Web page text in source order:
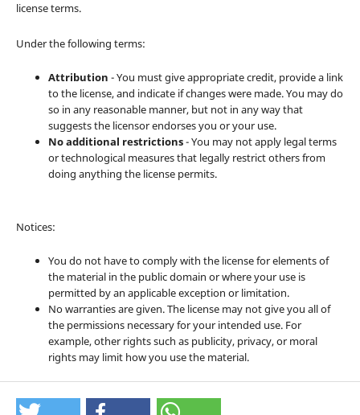
license terms.
Under the following terms:
Attribution - You must give appropriate credit, provide a link
to the license, and indicate if changes were made. You may do
so in any reasonable manner, but not in any way that
suggests the licensor endorses you or your use.
No additional restrictions- You may not apply legal terms
or technological measures that legally restrict others from
doing anything the license permits.
Notices:
You do not have to comply with the license for elements of
the material in the public domain or where your use is
permitted by an applicable exception or limitation.
No warranties are given. The license may not give you all of
the permissions necessary for your intended use. For
example, other rights such as publicity, privacy, or moral
rights may limit how you use the material.